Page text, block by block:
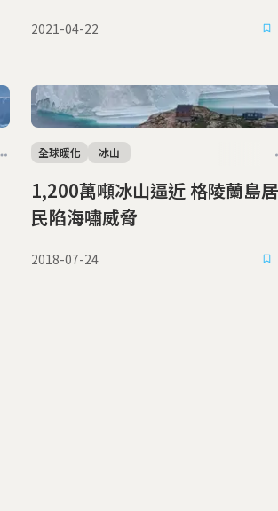
2021-04-22
1,200萬噸冰山逼近 格陵蘭島居
民陷海嘯威脅
全球暖化 冰山
2018-07-24